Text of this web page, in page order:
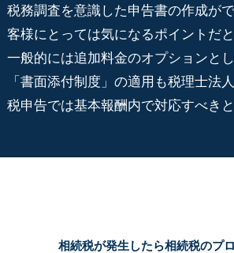
税務調査を意識した申告書の作成が
客様にとっては気になるポイントだと
一般的には追加料金のオプションと
「書面添付制度」の適用も税理士法
税申告では基本報酬内で対応すべきと
相続税が発生したら相続税のプ